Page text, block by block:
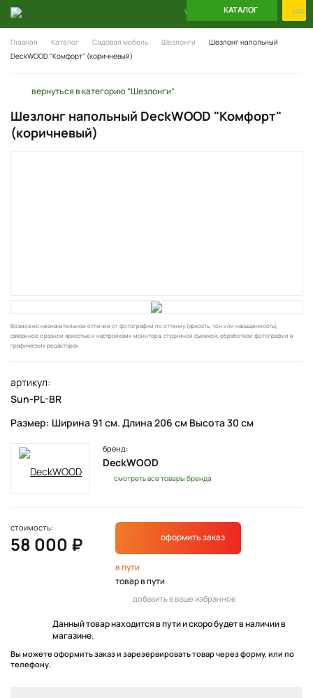
КАТАЛОГ
WhatsApp Telegram MAX
Главная Каталог Садовая мебель Шезлонги
Шезлонг напольный
DeckWOOD "Комфорт" (коричневый)
вернуться в категорию “Шезлонги”
Шезлонг напольный DeckWOOD "Комфорт"
(коричневый)
Возможно незначительное отличие от фотографии по оттенку (яркость, тон или насыщенность),
связанное с разной яркостью и настройками монитора, студийной съемкой, обработкой фотографии в
графических редакторах.
артикул:
Sun-PL-BR
Размер: Ширина 91 см. Длина 206 см Высота 30 см
бренд:
DeckWOOD
смотреть все товары бренда
стоимость:
58 000 ₽ оформить заказ
в пути
товар в пути
добавить в ваше избранное
Данный товар находится в пути и скоро будет в наличии в
магазине.
Вы можете оформить заказ и зарезервировать товар через форму, или по
телефону.